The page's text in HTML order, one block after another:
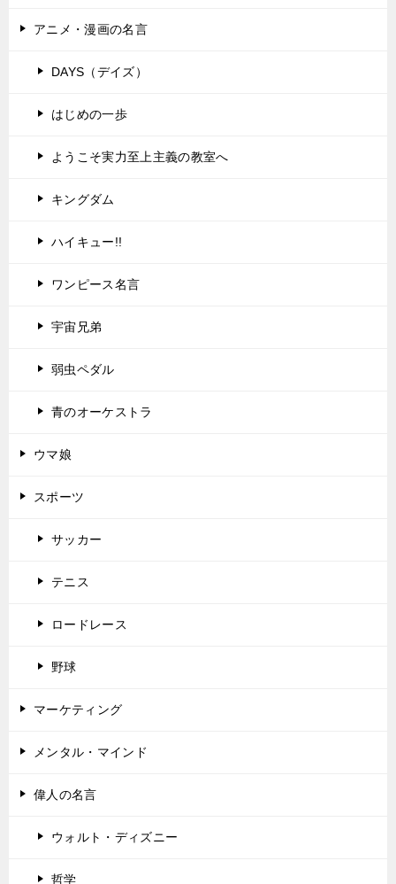
アニメ・漫画の名言
DAYS（デイズ）
はじめの一歩
ようこそ実力至上主義の教室へ
キングダム
ハイキュー!!
ワンピース名言
宇宙兄弟
弱虫ペダル
青のオーケストラ
ウマ娘
スポーツ
サッカー
テニス
ロードレース
野球
マーケティング
メンタル・マインド
偉人の名言
ウォルト・ディズニー
哲学